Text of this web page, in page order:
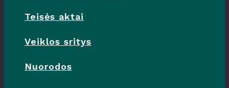
Teisės aktai
Veiklos sritys
Nuorodos